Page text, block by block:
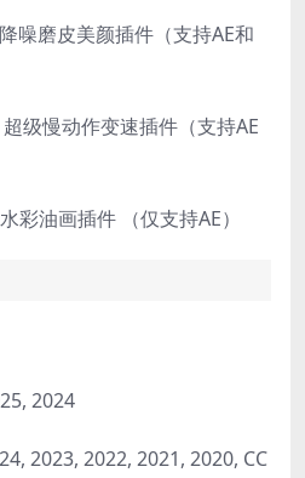
皮美颜插件（支持AE和
慢动作变速插件（支持AE
油画插件 （仅支持AE）
2024
2023, 2022, 2021, 2020, CC